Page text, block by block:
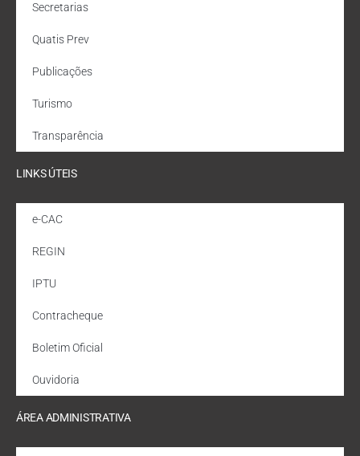
Secretarias
Quatis Prev
Publicações
Turismo
Transparência
LINKS ÚTEIS
e-CAC
REGIN
IPTU
Contracheque
Boletim Oficial
Ouvidoria
ÁREA ADMINISTRATIVA